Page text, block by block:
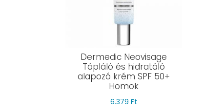
Dermedic Neovisage
Tápláló és hidratáló
alapozó krém SPF 50+
Homok
6.379 Ft